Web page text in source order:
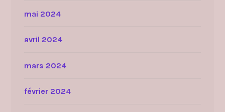
mai 2024
avril 2024
mars 2024
février 2024